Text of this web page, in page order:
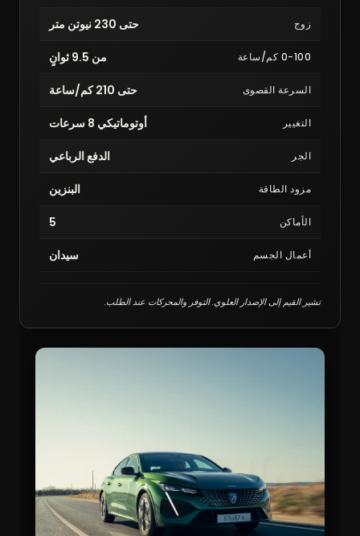
زوج حتى 230 نيوتن متر
0-100 كم/ساعة من 9.5 ثوانٍ
السرعة القصوى حتى 210 كم/ساعة
التغيير أوتوماتيكي 8 سرعات
الجر الدفع الرباعي
مزود الطاقة البنزين
الأماكن 5
أعمال الجسم سيدان
تشير القيم إلى الإصدار العلوي. التوفر والمحركات عند الطلب.